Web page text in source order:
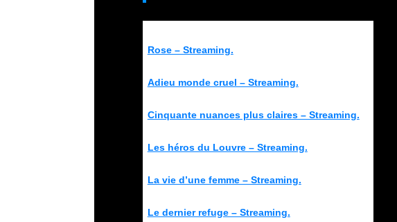
Rose – Streaming.
Adieu monde cruel – Streaming.
Cinquante nuances plus claires – Streaming.
Les héros du Louvre – Streaming.
La vie d’une femme – Streaming.
Le dernier refuge – Streaming.